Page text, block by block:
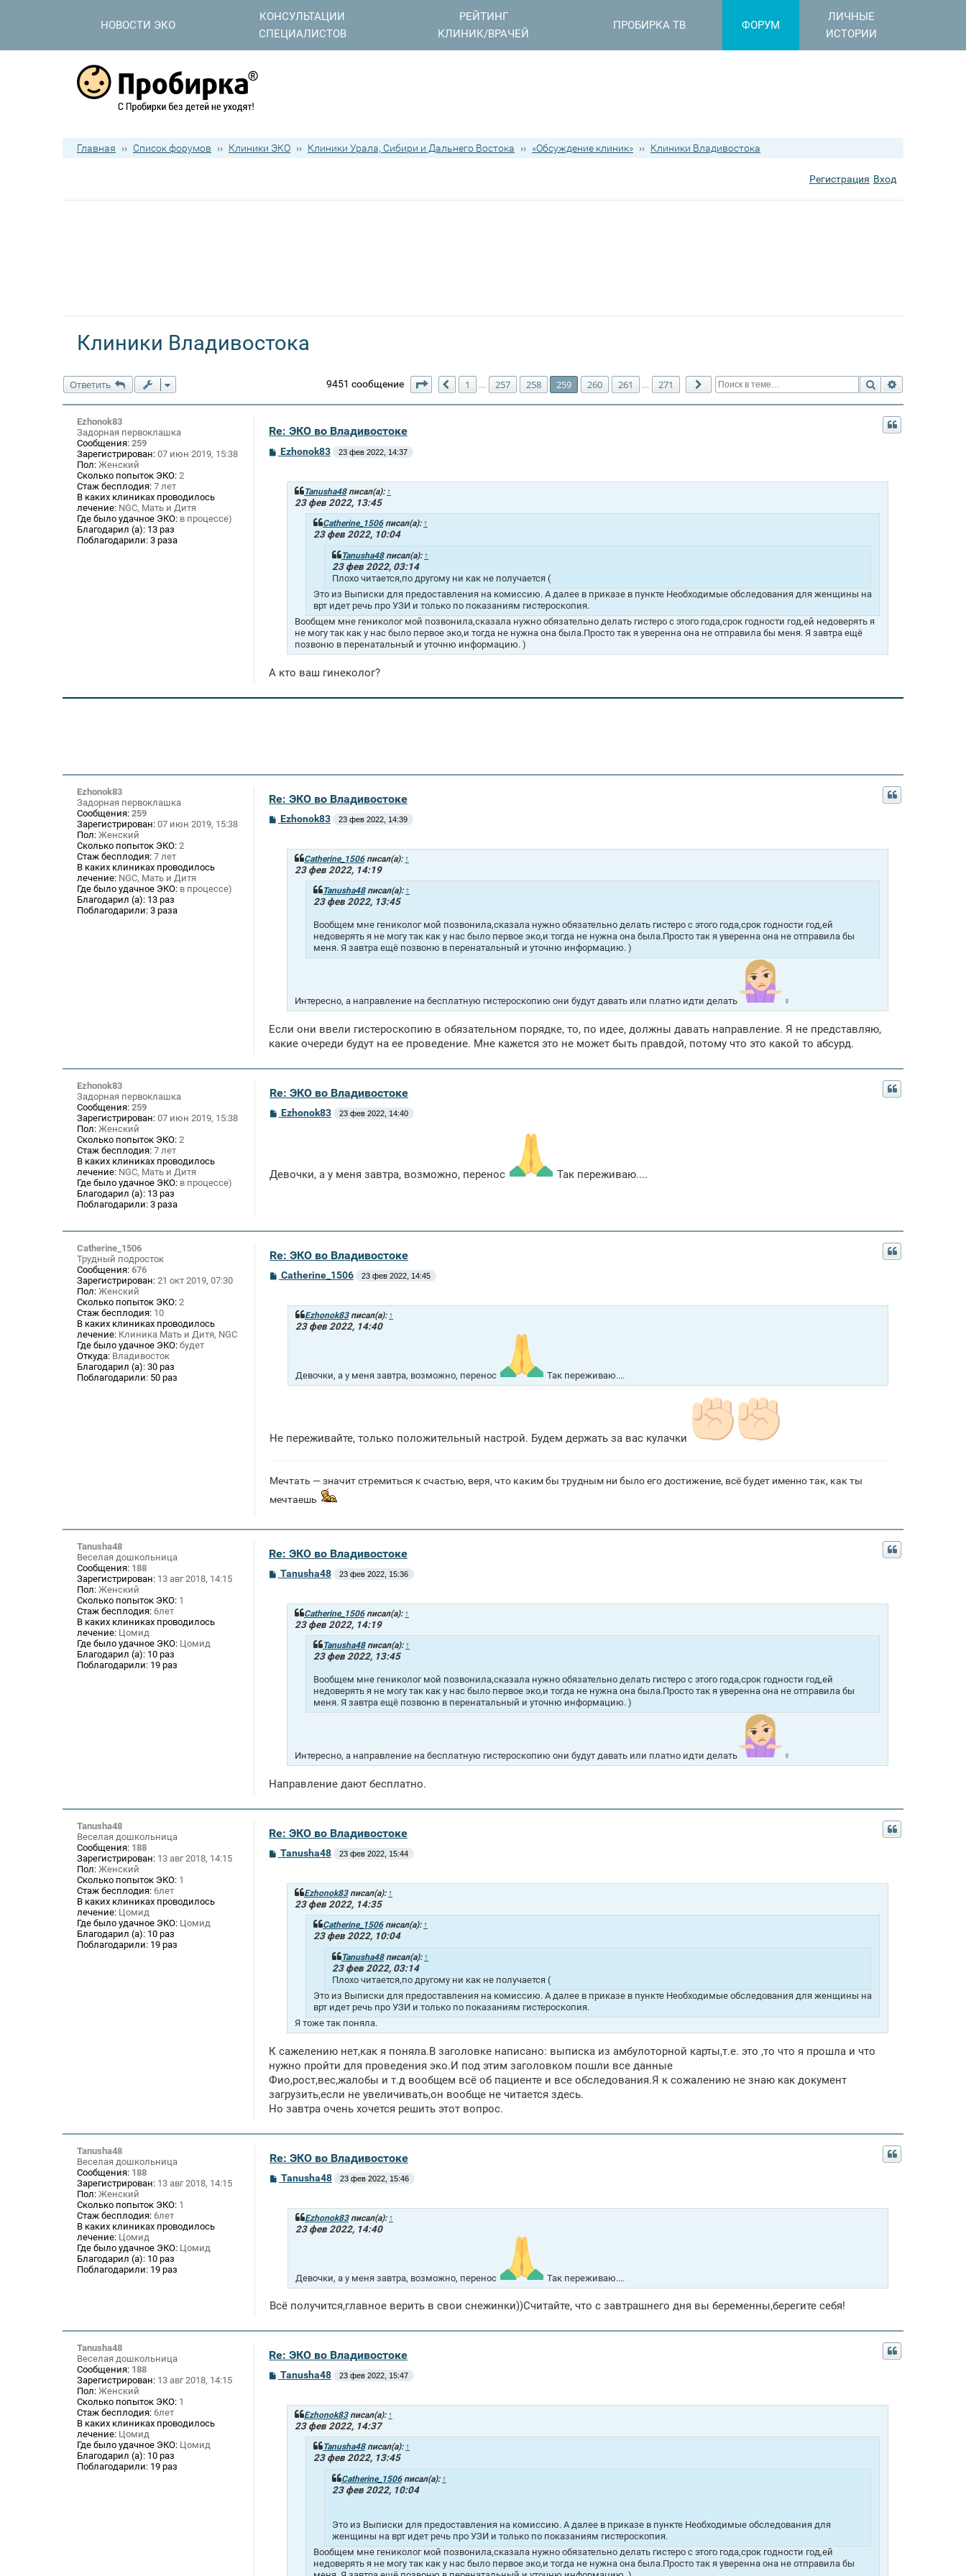
НОВОСТИ ЭКО
КОНСУЛЬТАЦИИ
СПЕЦИАЛИСТОВ
РЕЙТИНГ
КЛИНИК/ВРАЧЕЙ
ПРОБИРКА ТВ ФОРУМ
ЛИЧНЫЕ
ИСТОРИИ
Главная ›› Список форумов ›› Клиники ЭКО ›› Клиники Урала, Сибири и Дальнего Востока ›› «Обсуждение клиник» ›› Клиники Владивостока
Регистрация Вход
Клиники Владивостока
Ответить Поиск
9451 сообщение Страница 259 из271
Пред.
1 … 257 258 259 260 261 … 271 След.
Ezhonok83
Задорная первоклашка
Сообщения: 259
Зарегистрирован: 07 июн 2019, 15:38
Пол: Женский
Сколько попыток ЭКО: 2
Стаж бесплодия: 7 лет
В каких клиниках проводилось
лечение: NGC, Мать и Дитя
Где было удачное ЭКО: в процессе)
Благодарил (а): 13 раз
Поблагодарили: 3 раза
Re: ЭКО во Владивостоке
СEzhonok83 23 фев 2022, 14:37
Tanusha48писал(а): ↑
23 фев 2022, 13:45
Catherine_1506писал(а): ↑
23 фев 2022, 10:04
Tanusha48писал(а): ↑
23 фев 2022, 03:14
Плохо читается,по другому ни как не получается (
Это из Выписки для предоставления на комиссию. А далее в приказе в пункте Необходимые обследования для женщины на
врт идет речь про УЗИ и только по показаниям гистероскопия.
Вообщем мне гениколог мой позвонила,сказала нужно обязательно делать гистеро с этого года,срок годности год,ей недоверять я
не могу так как у нас было первое эко,и тогда не нужна она была.Просто так я уверенна она не отправила бы меня. Я завтра ещё
позвоню в перенатальный и уточню информацию. )
А кто ваш гинеколог?
Ezhonok83
Задорная первоклашка
Сообщения: 259
Зарегистрирован: 07 июн 2019, 15:38
Пол: Женский
Сколько попыток ЭКО: 2
Стаж бесплодия: 7 лет
В каких клиниках проводилось
лечение: NGC, Мать и Дитя
Где было удачное ЭКО: в процессе)
Благодарил (а): 13 раз
Поблагодарили: 3 раза
Re: ЭКО во Владивостоке
СEzhonok83 23 фев 2022, 14:39
Catherine_1506писал(а): ↑
23 фев 2022, 14:19
Tanusha48писал(а): ↑
23 фев 2022, 13:45
Вообщем мне гениколог мой позвонила,сказала нужно обязательно делать гистеро с этого года,срок годности год,ей
недоверять я не могу так как у нас было первое эко,и тогда не нужна она была.Просто так я уверенна она не отправила бы
меня. Я завтра ещё позвоню в перенатальный и уточню информацию. )
Интересно, а направление на бесплатную гистероскопию они будут давать или платно идти делать ‍♀️
Если они ввели гистероскопию в обязательном порядке, то, по идее, должны давать направление. Я не представляю,
какие очереди будут на ее проведение. Мне кажется это не может быть правдой, потому что это какой то абсурд.
Ezhonok83
Задорная первоклашка
Сообщения: 259
Зарегистрирован: 07 июн 2019, 15:38
Пол: Женский
Сколько попыток ЭКО: 2
Стаж бесплодия: 7 лет
В каких клиниках проводилось
лечение: NGC, Мать и Дитя
Где было удачное ЭКО: в процессе)
Благодарил (а): 13 раз
Поблагодарили: 3 раза
Re: ЭКО во Владивостоке
С
н
Ezhonok83 23 фев 2022, 14:40
Девочки, а у меня завтра, возможно, перенос Так переживаю....
Catherine_1506
Трудный подросток
Сообщения: 676
Зарегистрирован: 21 окт 2019, 07:30
Пол: Женский
Сколько попыток ЭКО: 2
Стаж бесплодия: 10
В каких клиниках проводилось
лечение: Клиника Мать и Дитя, NGC
Где было удачное ЭКО: будет
Откуда: Владивосток
Благодарил (а): 30 раз
Поблагодарили: 50 раз
Re: ЭКО во Владивостоке
СCatherine_1506 23 фев 2022, 14:45
Ezhonok83писал(а): ↑
23 фев 2022, 14:40
Девочки, а у меня завтра, возможно, перенос Так переживаю....
Не переживайте, только положительный настрой. Будем держать за вас кулачки
Мечтать — значит стремиться к счастью, веря, что каким бы трудным ни было его достижение, всё будет именно так, как ты
мечтаешь
Tanusha48
Веселая дошкольница
Сообщения: 188
Зарегистрирован: 13 авг 2018, 14:15
Пол: Женский
Сколько попыток ЭКО: 1
Стаж бесплодия: 6лет
В каких клиниках проводилось
лечение: Цомид
Где было удачное ЭКО: Цомид
Благодарил (а): 10 раз
Поблагодарили: 19 раз
Re: ЭКО во Владивостоке
СTanusha48 23 фев 2022, 15:36
Catherine_1506писал(а): ↑
23 фев 2022, 14:19
Tanusha48писал(а): ↑
23 фев 2022, 13:45
Вообщем мне гениколог мой позвонила,сказала нужно обязательно делать гистеро с этого года,срок годности год,ей
недоверять я не могу так как у нас было первое эко,и тогда не нужна она была.Просто так я уверенна она не отправила бы
меня. Я завтра ещё позвоню в перенатальный и уточню информацию. )
Интересно, а направление на бесплатную гистероскопию они будут давать или платно идти делать ‍♀️
Направление дают бесплатно.
Tanusha48
Веселая дошкольница
Сообщения: 188
Зарегистрирован: 13 авг 2018, 14:15
Пол: Женский
Сколько попыток ЭКО: 1
Стаж бесплодия: 6лет
В каких клиниках проводилось
лечение: Цомид
Где было удачное ЭКО: Цомид
Благодарил (а): 10 раз
Поблагодарили: 19 раз
Re: ЭКО во Владивостоке
СTanusha48 23 фев 2022, 15:44
Ezhonok83писал(а): ↑
23 фев 2022, 14:35
Catherine_1506писал(а): ↑
23 фев 2022, 10:04
Tanusha48писал(а): ↑
23 фев 2022, 03:14
Плохо читается,по другому ни как не получается (
Это из Выписки для предоставления на комиссию. А далее в приказе в пункте Необходимые обследования для женщины на
врт идет речь про УЗИ и только по показаниям гистероскопия.
Я тоже так поняла.
К сажелению нет,как я поняла.В заголовке написано: выписка из амбулоторной карты,т.е. это ,то что я прошла и что
нужно пройти для проведения эко.И под этим заголовком пошли все данные
Фио,рост,вес,жалобы и т.д вообщем всё об пациенте и все обследования.Я к сожалению не знаю как документ
загрузить,если не увеличивать,он вообще не читается здесь.
Но завтра очень хочется решить этот вопрос.
Tanusha48
Веселая дошкольница
Сообщения: 188
Зарегистрирован: 13 авг 2018, 14:15
Пол: Женский
Сколько попыток ЭКО: 1
Стаж бесплодия: 6лет
В каких клиниках проводилось
лечение: Цомид
Где было удачное ЭКО: Цомид
Благодарил (а): 10 раз
Поблагодарили: 19 раз
Re: ЭКО во Владивостоке
СTanusha48 23 фев 2022, 15:46
Ezhonok83писал(а): ↑
23 фев 2022, 14:40
Девочки, а у меня завтра, возможно, перенос Так переживаю....
Всё получится,главное верить в свои снежинки))Считайте, что с завтрашнего дня вы беременны,берегите себя!
Tanusha48
Веселая дошкольница
Сообщения: 188
Зарегистрирован: 13 авг 2018, 14:15
Пол: Женский
Сколько попыток ЭКО: 1
Стаж бесплодия: 6лет
В каких клиниках проводилось
лечение: Цомид
Где было удачное ЭКО: Цомид
Благодарил (а): 10 раз
Поблагодарили: 19 раз
Re: ЭКО во Владивостоке
СTanusha48 23 фев 2022, 15:47
Ezhonok83писал(а): ↑
23 фев 2022, 14:37
Tanusha48писал(а): ↑
23 фев 2022, 13:45
Catherine_1506писал(а): ↑
23 фев 2022, 10:04
Это из Выписки для предоставления на комиссию. А далее в приказе в пункте Необходимые обследования для
женщины на врт идет речь про УЗИ и только по показаниям гистероскопия.
Вообщем мне гениколог мой позвонила,сказала нужно обязательно делать гистеро с этого года,срок годности год,ей
недоверять я не могу так как у нас было первое эко,и тогда не нужна она была.Просто так я уверенна она не отправила бы